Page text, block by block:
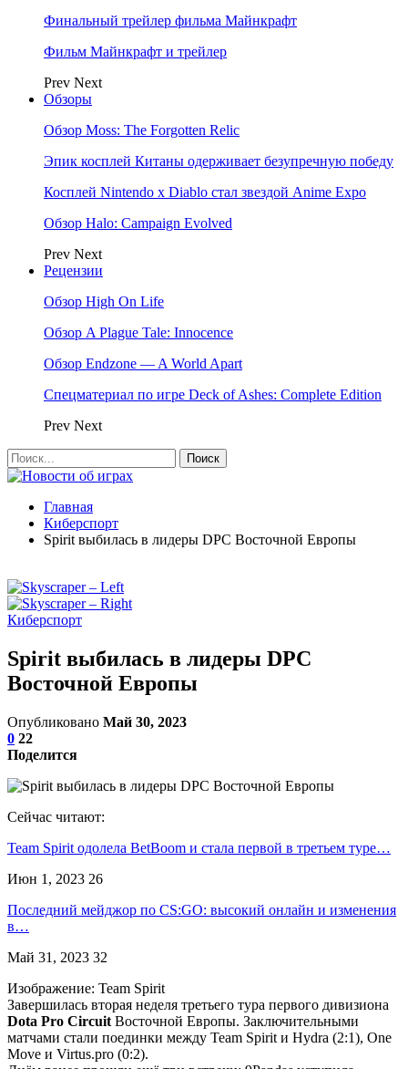
Финальный трейлер фильма Майнкрафт
Фильм Майнкрафт и трейлер
Prev Next
Обзоры
Обзор Moss: The Forgotten Relic
Эпик косплей Китаны одерживает безупречную победу
Косплей Nintendo x Diablo стал звездой Anime Expo
Обзор Halo: Campaign Evolved
Prev Next
Рецензии
Обзор High On Life
Обзор A Plague Tale: Innocence
Обзор Endzone — A World Apart
Спецматериал по игре Deck of Ashes: Complete Edition
Prev Next
Главная
Киберспорт
Spirit выбилась в лидеры DPC Восточной Европы
Киберспорт
Spirit выбилась в лидеры DPC
Восточной Европы
Опубликовано Май 30, 2023
0 22
Поделится
Сейчас читают:
Team Spirit одолела BetBoom и стала первой в третьем туре…
Июн 1, 2023 26
Последний мейджор по CS:GO: высокий онлайн и изменения
в…
Май 31, 2023 32
Изображение: Team Spirit
Завершилась вторая неделя третьего тура первого дивизиона
Dota Pro Circuit Восточной Европы. Заключительными
матчами стали поединки между Team Spirit и Hydra (2:1), One
Move и Virtus.pro (0:2).